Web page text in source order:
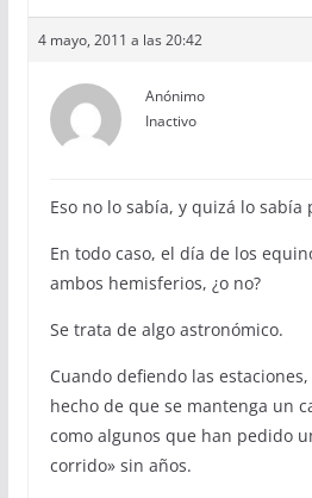
4 mayo, 2011 a las 20:42
Anónimo
Inactivo
Eso no lo sabía, y quizá lo sabía
En todo caso, el día de los
ambos hemisferios, ¿o no?
Se trata de algo astronómico.
Cuando defiendo las
hecho de que se mantenga un
como algunos que han pedido
corrido» sin años.